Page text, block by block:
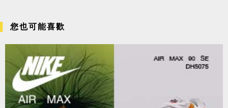
您也可能喜歡